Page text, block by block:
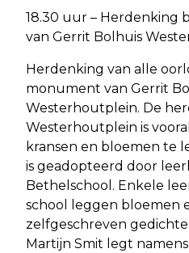
18.30 uur – Herdenking
van Gerrit Bolhuis
Herdenking van alle
monument van Gerrit
Westerhoutplein. De
Westerhoutplein is
kransen en bloemen te
is geadopteerd door
Bethelschool. Enkele
school leggen bloemen
zelfgeschreven
Martijn Smit legt